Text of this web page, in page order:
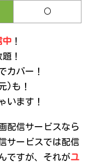
○
中 ！
！
カバー！
)も！
います！
配信サービスなら
サービスでは配信
ですが、それがユ